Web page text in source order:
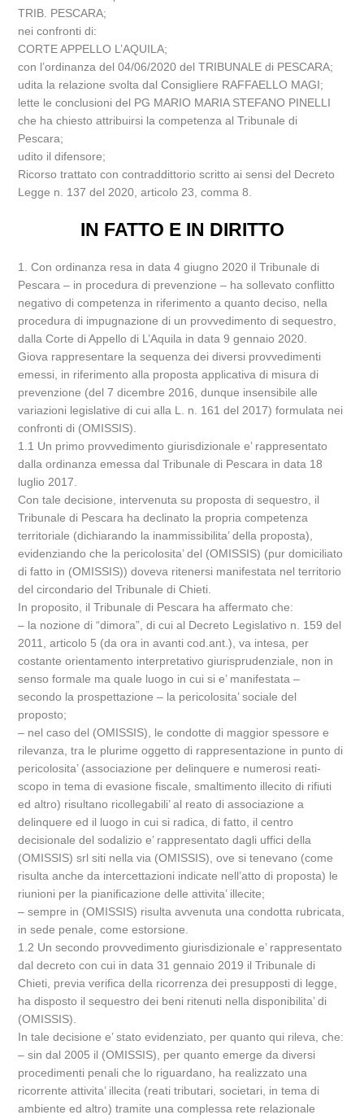
TRIB. PESCARA;
nei confronti di:
CORTE APPELLO L’AQUILA;
con l’ordinanza del 04/06/2020 del TRIBUNALE di PESCARA;
udita la relazione svolta dal Consigliere RAFFAELLO MAGI;
lette le conclusioni del PG MARIO MARIA STEFANO PINELLI
che ha chiesto attribuirsi la competenza al Tribunale di
Pescara;
udito il difensore;
Ricorso trattato con contraddittorio scritto ai sensi del Decreto
Legge n. 137 del 2020, articolo 23, comma 8.
IN FATTO E IN DIRITTO
1. Con ordinanza resa in data 4 giugno 2020 il Tribunale di
Pescara – in procedura di prevenzione – ha sollevato conflitto
negativo di competenza in riferimento a quanto deciso, nella
procedura di impugnazione di un provvedimento di sequestro,
dalla Corte di Appello di L’Aquila in data 9 gennaio 2020.
Giova rappresentare la sequenza dei diversi provvedimenti
emessi, in riferimento alla proposta applicativa di misura di
prevenzione (del 7 dicembre 2016, dunque insensibile alle
variazioni legislative di cui alla L. n. 161 del 2017) formulata nei
confronti di (OMISSIS).
1.1 Un primo provvedimento giurisdizionale e’ rappresentato
dalla ordinanza emessa dal Tribunale di Pescara in data 18
luglio 2017.
Con tale decisione, intervenuta su proposta di sequestro, il
Tribunale di Pescara ha declinato la propria competenza
territoriale (dichiarando la inammissibilita’ della proposta),
evidenziando che la pericolosita’ del (OMISSIS) (pur domiciliato
di fatto in (OMISSIS)) doveva ritenersi manifestata nel territorio
del circondario del Tribunale di Chieti.
In proposito, il Tribunale di Pescara ha affermato che:
– la nozione di “dimora”, di cui al Decreto Legislativo n. 159 del
2011, articolo 5 (da ora in avanti cod.ant.), va intesa, per
costante orientamento interpretativo giurisprudenziale, non in
senso formale ma quale luogo in cui si e’ manifestata –
secondo la prospettazione – la pericolosita’ sociale del
proposto;
– nel caso del (OMISSIS), le condotte di maggior spessore e
rilevanza, tra le plurime oggetto di rappresentazione in punto di
pericolosita’ (associazione per delinquere e numerosi reati-
scopo in tema di evasione fiscale, smaltimento illecito di rifiuti
ed altro) risultano ricollegabili’ al reato di associazione a
delinquere ed il luogo in cui si radica, di fatto, il centro
decisionale del sodalizio e’ rappresentato dagli uffici della
(OMISSIS) srl siti nella via (OMISSIS), ove si tenevano (come
risulta anche da intercettazioni indicate nell’atto di proposta) le
riunioni per la pianificazione delle attivita’ illecite;
– sempre in (OMISSIS) risulta avvenuta una condotta rubricata,
in sede penale, come estorsione.
1.2 Un secondo provvedimento giurisdizionale e’ rappresentato
dal decreto con cui in data 31 gennaio 2019 il Tribunale di
Chieti, previa verifica della ricorrenza dei presupposti di legge,
ha disposto il sequestro dei beni ritenuti nella disponibilita’ di
(OMISSIS).
In tale decisione e’ stato evidenziato, per quanto qui rileva, che:
– sin dal 2005 il (OMISSIS), per quanto emerge da diversi
procedimenti penali che lo riguardano, ha realizzato una
ricorrente attivita’ illecita (reati tributari, societari, in tema di
ambiente ed altro) tramite una complessa rete relazionale